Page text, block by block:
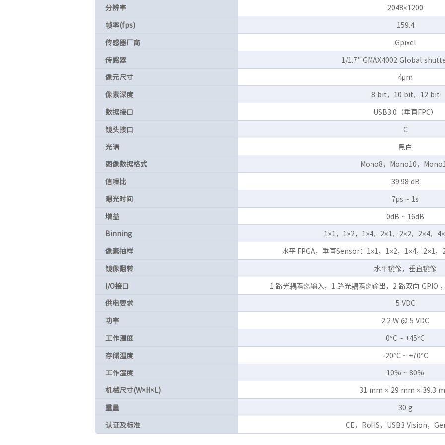
分辨率
2048×1200
帧率(fps)
159.4
传感器厂商
Gpixel
传感器
1/1.7" GMAX4002 Global
像元尺寸
4μm
像素深度
8 bit，10 bit，12 bit
数据接口
USB3.0（垂直FPC）
镜头接口
C
光谱
黑白
图像数据格式
Mono8，Mono10，
信噪比
39.98 dB
曝光时间
7μs ~ 1s
增益
0dB ~ 16dB
Binning
1×1，1×2，1×4，2×1，2×2，2×4，
像素抽样
水平 FPGA，垂直Sensor：1×1，1×2，1×4，2×1
镜像翻转
水平镜像，垂直镜像
I/O接口
1 路光耦隔离输入，1 路光耦隔离输出，2 路双向 GPIO
供电要求
5 VDC
功率
2.2 W @ 5 VDC
工作温度
0°C ~ +45°C
存储温度
-20°C ~ +70°C
工作湿度
10% ~ 80%
机械尺寸(W×H×L)
31 mm × 29 mm × 39.3
重量
30 g
认证及标准
CE，RoHS，USB3 Vision，